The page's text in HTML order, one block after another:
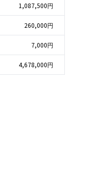
1,087,500円
260,000円
7,000円
4,678,000円